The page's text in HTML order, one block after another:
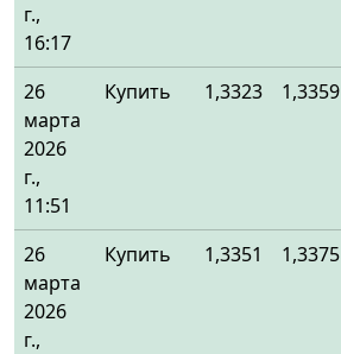
г.,
16:17
26
марта
2026
г.,
11:51
Купить 1,3323 1,3359
26
марта
2026
г.,
Купить 1,3351 1,3375